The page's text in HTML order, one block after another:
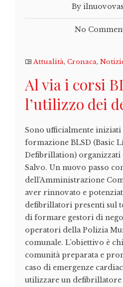
By
No
Attualità, Cronaca,
Al via i corsi
l’utilizzo dei
Sono ufficialmente
formazione BLSD (Basic
Defibrillation) organizzati
Salvo. Un nuovo passo
dell’Amministrazione
aver rinnovato e
defibrillatori presenti sul
di formare gestori di
operatori della Polizia
comunale. L’obiettivo è
comunità preparata e
caso di emergenze
utilizzare un